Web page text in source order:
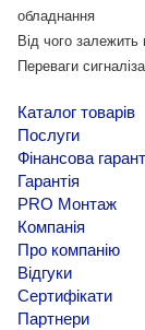
обладнання
Від чого залежить
Переваги
Каталог товарів
Послуги
Фінансова
Гарантія
PRO Монтаж
Компанія
Про компанію
Відгуки
Сертифікати
Партнери